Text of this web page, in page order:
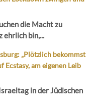
die Macht zu
ehrlich bin,...
„Plötzlich bekommst
am eigenen Leib
in der Jüdischen